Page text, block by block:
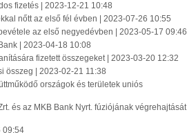
fizetés | 2023-12-21 10:48
nőtt az első fél évben | 2023-07-26 10:55
az első negyedévben | 2023-05-17 09:46
| 2023-04-18 10:08
fizetett összegeket | 2023-03-20 12:32
összeg | 2023-02-21 11:38
országok és területek uniós
és az MKB Bank Nyrt. fúziójának végrehajtását
09:54